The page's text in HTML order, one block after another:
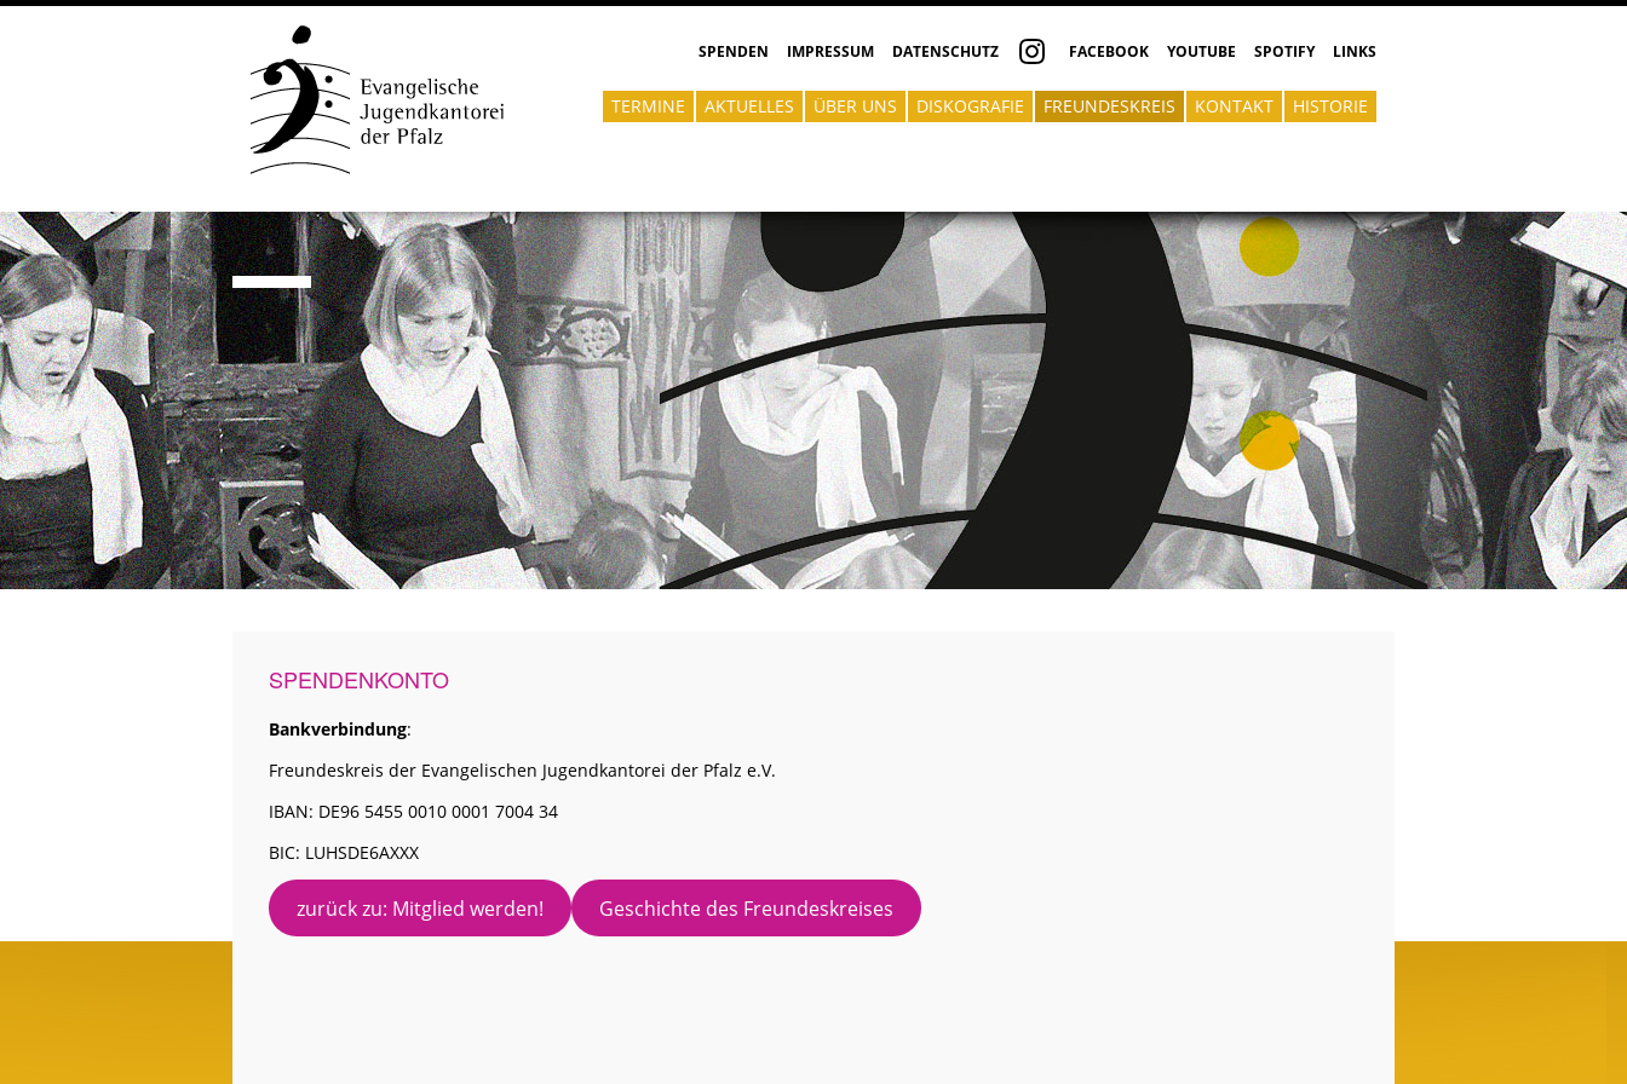
SPENDEN IMPRESSUM DATENSCHUTZ FACEBOOK YOUTUBE SPOTIFY LINKS
TERMINE AKTUELLES ÜBER UNS DISKOGRAFIE FREUNDESKREIS KONTAKT HISTORIE
SPENDENKONTO
Bankverbindung:
Freundeskreis der Evangelischen Jugendkantorei der Pfalz e.V.
IBAN: DE96 5455 0010 0001 7004 34
BIC: LUHSDE6AXXX
zurück zu: Mitglied werden! Geschichte des Freundeskreises